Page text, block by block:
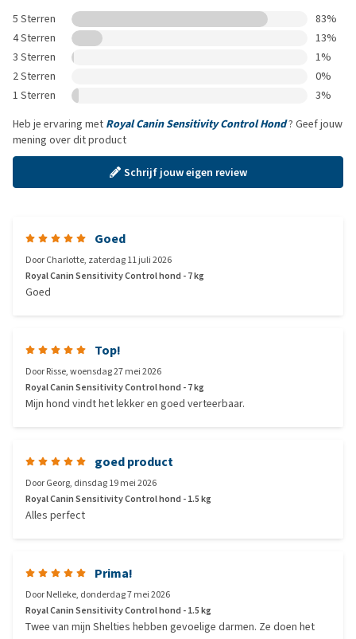
5 Sterren
83%
4 Sterren
13%
3 Sterren
1%
2 Sterren
0%
1 Sterren
3%
Heb je ervaring met Royal Canin Sensitivity Control Hond? Geef jouw
mening over dit product
Schrijf jouw eigen review
Goed
DoorCharlotte, zaterdag 11 juli 2026
Royal Canin Sensitivity Control hond - 7 kg
Goed
Top!
DoorRisse,woensdag 27 mei 2026
Royal Canin Sensitivity Control hond - 7 kg
Mijn hond vindt het lekker en goed verteerbaar.
goed product
DoorGeorg, dinsdag 19 mei 2026
Royal Canin Sensitivity Control hond - 1.5 kg
Alles perfect
Prima!
DoorNelleke, donderdag 7 mei 2026
Royal Canin Sensitivity Control hond - 1.5 kg
Twee van mijn Shelties hebben gevoelige darmen. Ze doen het